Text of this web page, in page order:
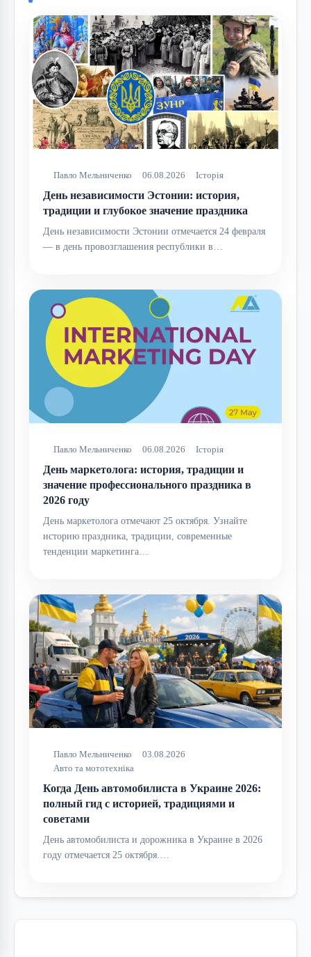
Павло Мельниченко 06.08.2026 Історія
День независимости Эстонии: история,
традиции и глубокое значение праздника
День независимости Эстонии отмечается 24 февраля
— в день провозглашения республики в…
Павло Мельниченко 06.08.2026 Історія
День маркетолога: история, традиции и
значение профессионального праздника в
2026 году
День маркетолога отмечают 25 октября. Узнайте
историю праздника, традиции, современные
тенденции маркетинга…
Павло Мельниченко
03.08.2026
Авто та мототехніка
Когда День автомобилиста в Украине 2026:
полный гид с историей, традициями и
советами
День автомобилиста и дорожника в Украине в 2026
году отмечается 25 октября.…